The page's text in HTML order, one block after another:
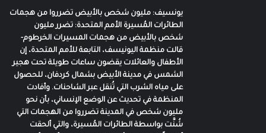
يونسيف: مليون شخص بالأبيض تضرروا من هجمات
الطائرات المُسيرة الأمم المتحدة: تضرر مليون
شخص بالأبيض من هجمات المسيرات الخرطوم-
قالت منظمة اليونيسف، التابعة للأمم المتحدة، إن
الأطفال والعائلات يقضون ساعات طويلة تحت هجير
الشمس في مدينة الأبيض بشمال كردفان، للحصول
على مياه الشرب التي تُنقل عبر الشاحنات. وأفادت
المنظمة في تحديث عن الوضع الإنساني، بأن نحو
مليون شخص في المدينة تضرروا من الهجمات التي
شُنَّت بواسطة الطائرات المُسيرة، والتي ألحقت